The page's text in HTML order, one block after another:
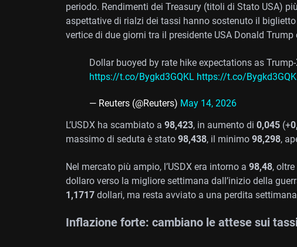
periodo. Rendimenti dei Treasury (titoli di Stato USA)
aspettative di rialzi dei tassi hanno sostenuto il
vertice di due giorni tra il presidente USA Donald
Dollar buoyed by rate hike expectations as
https://t.co/Bygkd3GQKL https://t.co/
— Reuters (@Reuters) May 14, 2026
L’USDX ha scambiato a 98,423, in aumento di 0,045 (+
massimo di seduta è stato 98,438, il minimo 98,298,
Nel mercato più ampio, l’USDX era intorno a 98,48, oltre
dollaro verso la migliore settimana dall’inizio della
1,1717 dollari, ma resta avviato a una perdita
Inflazione forte: cambiano le attese sui